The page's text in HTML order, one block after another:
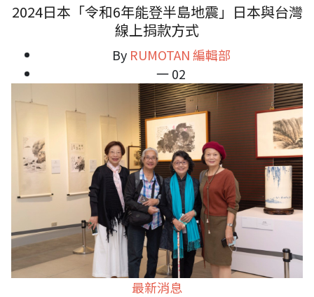
2024日本「令和6年能登半島地震」日本與台灣
線上捐款方式
By RUMOTAN 編輯部
一 02
最新消息